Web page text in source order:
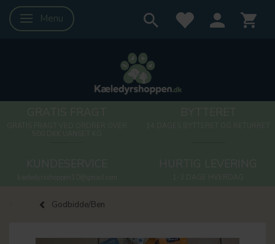
Skifte navigation
Menu
Godbidde/Ben